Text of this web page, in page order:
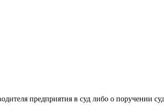
предприятия в суд либо о поручении